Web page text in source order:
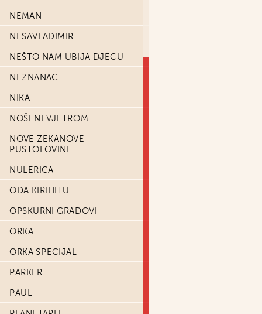
NEMAN
NESAVLADIMIR
NEŠTO NAM UBIJA DJECU
NEZNANAC
NIKA
NOŠENI VJETROM
NOVE ZEKANOVE
PUSTOLOVINE
NULERICA
ODA KIRIHITU
OPSKURNI GRADOVI
ORKA
ORKA SPECIJAL
PARKER
PAUL